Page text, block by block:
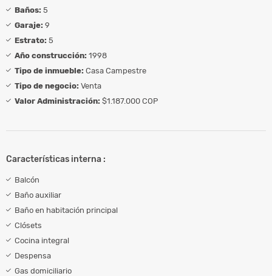
Baños: 5
Garaje: 9
Estrato: 5
Año construcción: 1998
Tipo de inmueble: Casa Campestre
Tipo de negocio: Venta
Valor Administración: $1.187.000 COP
Características interna :
Balcón
Baño auxiliar
Baño en habitación principal
Clósets
Cocina integral
Despensa
Gas domiciliario